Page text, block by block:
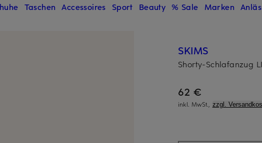
Taschen Accessoires Sport Beauty % Sale Marken
SKIMS
Shorty-Schlafanzug
62 €
inkl. MwSt., zzgl.